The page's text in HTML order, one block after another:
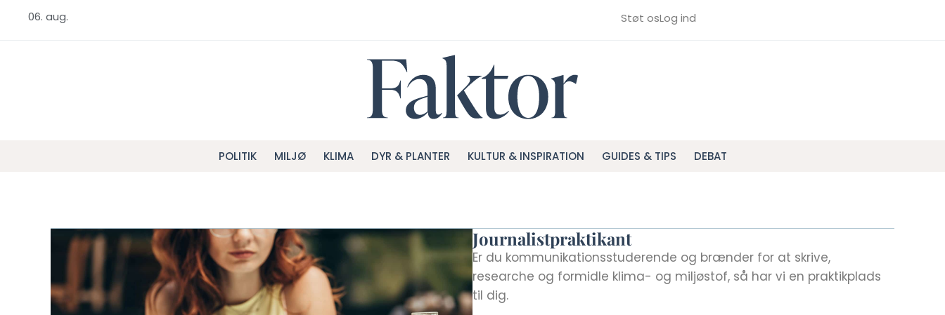
06. aug. Støt osLog ind
POLITIK MILJØ KLIMA DYR & PLANTER KULTUR & INSPIRATION GUIDES & TIPS DEBAT
Journalistpraktikant
Er du kommunikationsstuderende og brænder for at skrive,
researche og formidle klima- og miljøstof, så har vi en praktikplads
til dig.